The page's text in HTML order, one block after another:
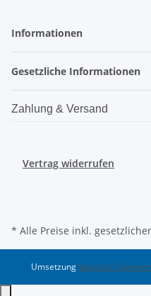
Informationen
Gesetzliche Informationen
Zahlung & Versand
Vertrag widerrufen
* Alle Preise inkl.
UmsetzungVlarom E-